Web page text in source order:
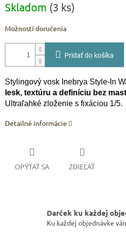
cena:
Skladom (3 ks)
Možnosti doručenia
Pridať do košíka
Stylingový vosk Inebrya Style-In
lesk, textúru a definíciu bez
Ultraľahké zloženie s fixáciou 1/5.
Detailné informácie
OPÝTAŤ SA ZDIEĽAŤ
Darček ku každej
Ku každej objednávke